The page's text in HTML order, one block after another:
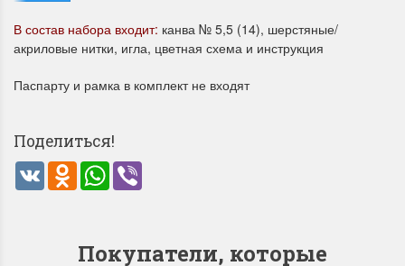
!! СКИДКА 20% ‼️ с 1 до 3 июня в
Чудетство...
1 июня 2024 11:29
На сайте пополнение
В состав набора входит: канва № 5,5 (14), шерстяные/
акриловые нитки, игла, цветная схема и инструкция
Паспарту и рамка в комплект не входят
Поделиться!
VK Odnoklassniki
WhatsApp
Покупатели, которые